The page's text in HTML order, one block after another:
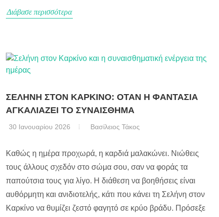
Διάβασε περισσότερα
ΣΕΛΗΝΗ ΣΤΟΝ ΚΑΡΚΙΝΟ: ΟΤΑΝ Η ΦΑΝΤΑΣΙΑ
ΑΓΚΑΛΙΑΖΕΙ ΤΟ ΣΥΝΑΙΣΘΗΜΑ
30 Ιανουαρίου 2026 Βασίλειος Τάκος
Καθώς η ημέρα προχωρά, η καρδιά μαλακώνει. Νιώθεις
τους άλλους σχεδόν στο σώμα σου, σαν να φοράς τα
παπούτσια τους για λίγο. Η διάθεση να βοηθήσεις είναι
αυθόρμητη και ανιδιοτελής, κάτι που κάνει τη Σελήνη στον
Καρκίνο να θυμίζει ζεστό φαγητό σε κρύο βράδυ. Πρόσεξε